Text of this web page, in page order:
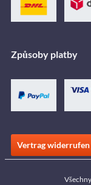
Způsoby platby
Vertrag widerrufen